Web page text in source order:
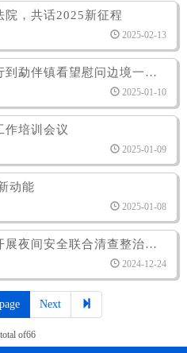
院，共话2025新征程
2025-02-13
州委政法委副书记肖翔一行到勐伴镇看望慰问边境一线联防员
2025-01-10
作培训会议
2025-01-09
动能
2025-01-08
西双版纳州勐腊县关累镇开展夜间安全联合清查整治活动
2024-12-24
Next
of66